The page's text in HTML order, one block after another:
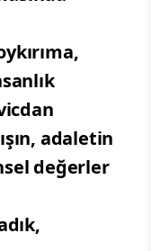
adaletin
değerler